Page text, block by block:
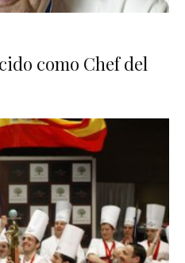
como Chef del